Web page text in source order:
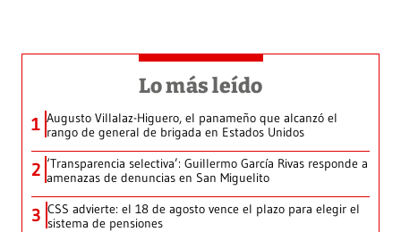
Lo más leído
1 Augusto Villalaz-Higuero, el panameño que alcanzó el
rango de general de brigada en Estados Unidos
2 ‘Transparencia selectiva’: Guillermo García Rivas responde a
amenazas de denuncias en San Miguelito
3 CSS advierte: el 18 de agosto vence el plazo para elegir el
sistema de pensiones